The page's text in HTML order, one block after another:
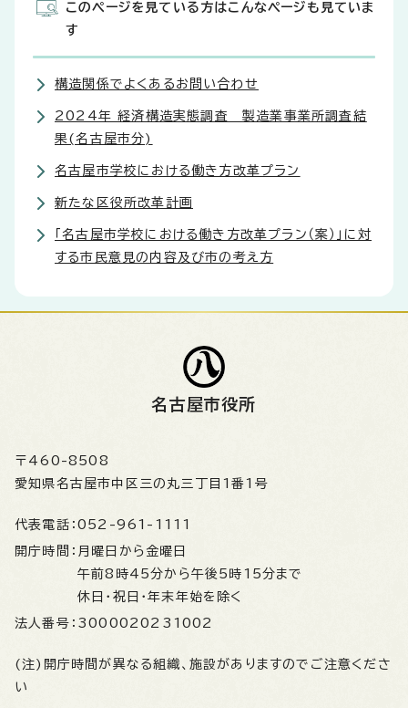
このページを見ている方はこんなページも見ていま
す
構造関係でよくあるお問い合わせ
2024年 経済構造実態調査 製造業事業所調査結
果(名古屋市分)
名古屋市学校における働き方改革プラン
新たな区役所改革計画
「名古屋市学校における働き方改革プラン（案）」に対
する市民意見の内容及び市の考え方
名古屋市役所
〒460-8508
愛知県名古屋市中区三の丸三丁目1番1号
代表電話： 052-961-1111
開庁時間： 月曜日から金曜日
午前8時45分から午後5時15分まで
休日・祝日・年末年始を除く
法人番号： 3000020231002
(注)開庁時間が異なる組織、施設がありますのでご注意くださ
い